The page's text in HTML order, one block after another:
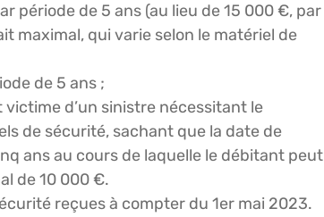
période de 5 ans (au lieu de 15 000 €, par
maximal, qui varie selon le matériel de
de 5 ans ;
victime d’un sinistre nécessitant le
de sécurité, sachant que la date de
ans au cours de laquelle le débitant peut
de 10 000 €.
reçues à compter du 1er mai 2023.